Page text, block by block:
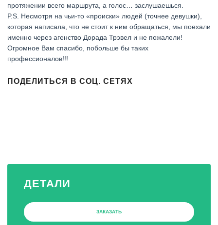
протяжении всего маршрута, а голос… заслушаешься.
P.S. Несмотря на чьи-то «происки» людей (точнее девушки),
которая написала, что не стоит к ним обращаться, мы поехали
именно через агенство Дорада Трэвел и не пожалели!
Огромное Вам спасибо, побольше бы таких
профессионалов!!!
ПОДЕЛИТЬСЯ В СОЦ. СЕТЯХ
ДЕТАЛИ
ЗАКАЗАТЬ